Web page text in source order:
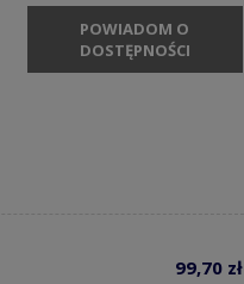
POWIADOM O
DOSTĘPNOŚCI
99,70 zł